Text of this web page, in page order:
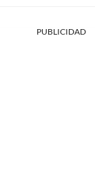
PUBLICIDAD